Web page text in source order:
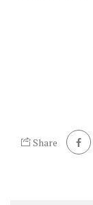
Share